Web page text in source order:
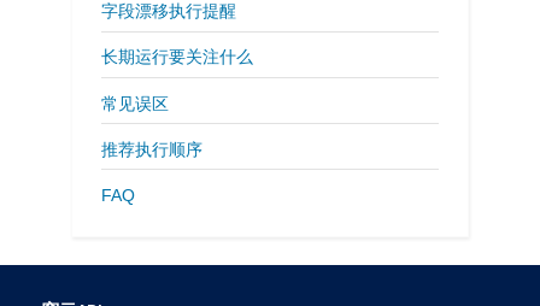
字段漂移执行提醒
长期运行要关注什么
常见误区
推荐执行顺序
FAQ